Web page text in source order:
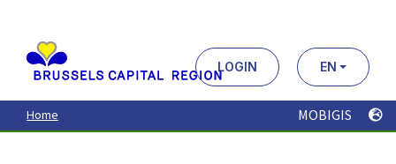
contenu
principal
LOGIN EN
Home MOBIGIS